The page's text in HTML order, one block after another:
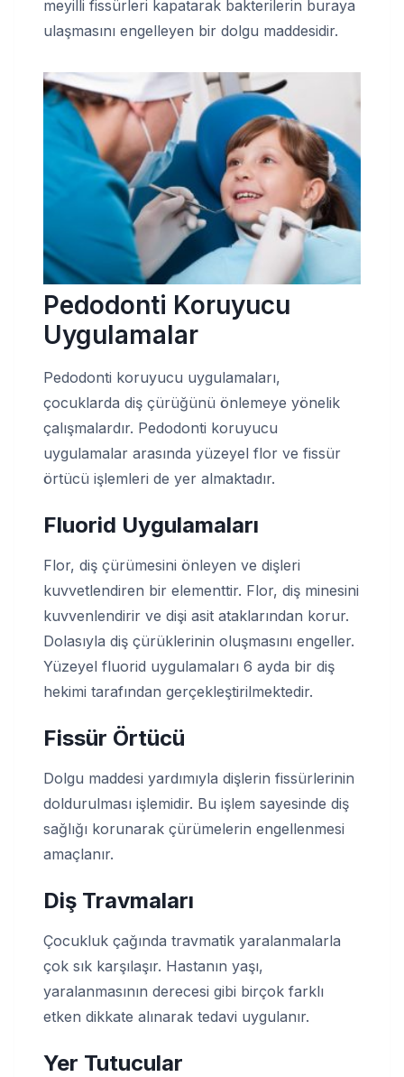
meyilli fissürleri kapatarak bakterilerin buraya
ulaşmasını engelleyen bir dolgu maddesidir.
Pedodonti Koruyucu
Uygulamalar
Pedodonti koruyucu uygulamaları,
çocuklarda diş çürüğünü önlemeye yönelik
çalışmalardır. Pedodonti koruyucu
uygulamalar arasında yüzeyel flor ve fissür
örtücü işlemleri de yer almaktadır.
Fluorid Uygulamaları
Flor, diş çürümesini önleyen ve dişleri
kuvvetlendiren bir elementtir. Flor, diş minesini
kuvvenlendirir ve dişi asit ataklarından korur.
Dolasıyla diş çürüklerinin oluşmasını engeller.
Yüzeyel fluorid uygulamaları 6 ayda bir diş
hekimi tarafından gerçekleştirilmektedir.
Fissür Örtücü
Dolgu maddesi yardımıyla dişlerin fissürlerinin
doldurulması işlemidir. Bu işlem sayesinde diş
sağlığı korunarak çürümelerin engellenmesi
amaçlanır.
Diş Travmaları
Çocukluk çağında travmatik yaralanmalarla
çok sık karşılaşır. Hastanın yaşı,
yaralanmasının derecesi gibi birçok farklı
etken dikkate alınarak tedavi uygulanır.
Yer Tutucular